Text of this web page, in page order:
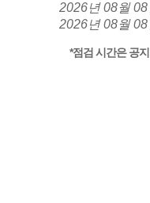
2026년 08월
2026년 08월
*점검 시간은 공